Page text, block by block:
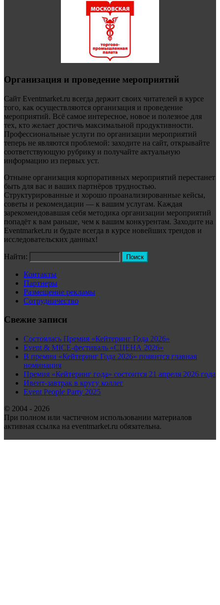
Организация и проведение мероприятий
Сайт Eventmarket.ru всегда держит своих читателей в курсе
того, как осуществляются организация и проведение
мероприятий. Всё самое интересное, новое и полезное для
тех, кто желает достичь максимальной продуктивности.
Профессиональные услуги по организации мероприятий
теперь не являются проблемой: заходите на сайт, открывайте
соответствующую рубрику и получайте актуальную
информацию из первых уст.
Отныне организация корпоративных мероприятий перестанет
быть для вас и ваших партнёров трудностью.
Структурированные и хорошо проанализированные кейсы,
советы и рекомендации — к вашим услугам. Каждая
зарекомендовавшая себя методика организации мероприятий
попадёт к вам раньше, чем к вашим конкурентам. Заходите на
Eventmarket.ru и будьте всегда в курсе новейших трендов и
исследовательских данных!
Найти:
Контакты
Партнеры
Размещение рекламы
Сотрудничество
Свежие записи
Состоялась Премия «Кейтеринг Года 2026»
Event & MICE-фестиваль «СЦЕНА 2026»
В премии «Кейтеринг Года 2026» появится главная
номинация
Премия «Кейтеринг года» состоится 21 апреля 2026 года
Ивент-завтрак в кругу коллег
Event People Party 2025
© 2004 - 2026
При полном или частичном использовании материалов
активная ссылка на eventmarket.ru обязательна.